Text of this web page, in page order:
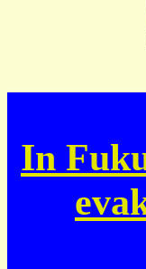
In